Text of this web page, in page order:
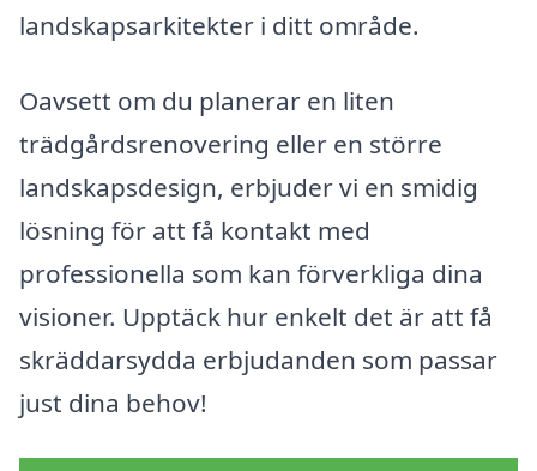
landskapsarkitekter i ditt område.
Oavsett om du planerar en liten
trädgårdsrenovering eller en större
landskapsdesign, erbjuder vi en smidig
lösning för att få kontakt med
professionella som kan förverkliga dina
visioner. Upptäck hur enkelt det är att få
skräddarsydda erbjudanden som passar
just dina behov!